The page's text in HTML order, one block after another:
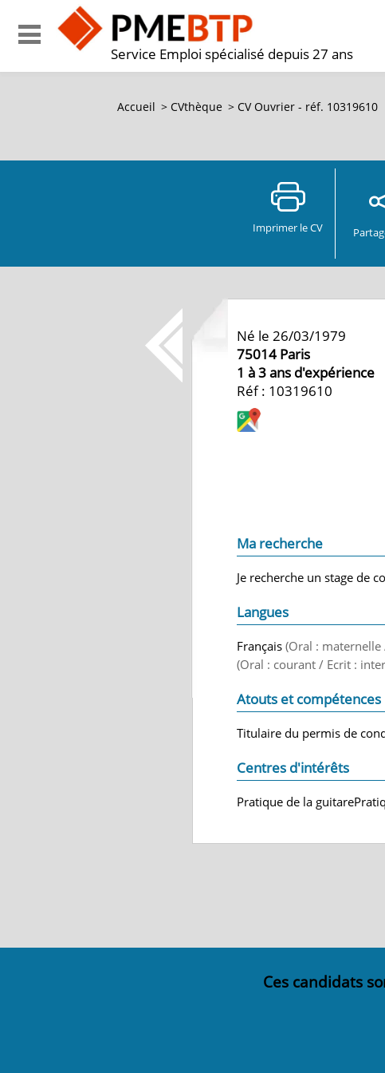
Service Emploi spécialisé depuis 27 ans
Accueil > CVthèque > CV Ouvrier - réf. 10319610
Imprimer le CV
Né le 26/03/1979
75014 Paris
1 à 3 ans d'expérience
Réf : 10319610
Ma recherche
Je recherche un stage de
Langues
Français (Oral :
(Oral : courant / Ecrit :
Atouts et compétences
Titulaire du permis de
Centres d'intérêts
Pratique de la
Ces candidats